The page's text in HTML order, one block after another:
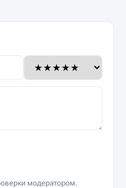
модератором.